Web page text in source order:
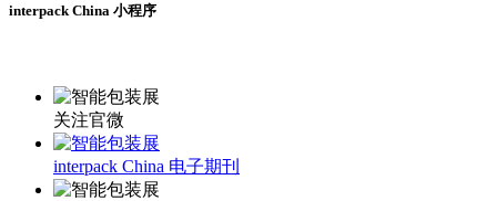
interpack China 小程序
关注官微
interpack China 电子期刊